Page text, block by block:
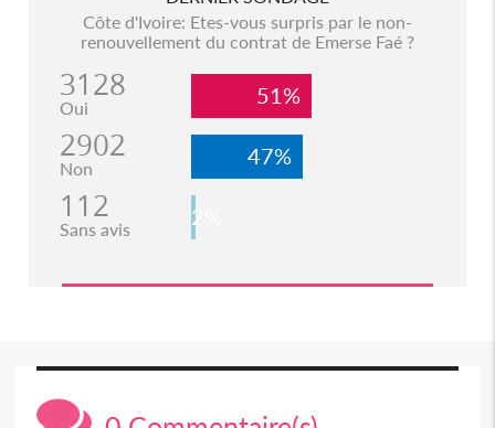
Côte d'Ivoire: Etes-vous surpris par le non-
renouvellement du contrat de Emerse Faé ?
3128
Oui 51%
2902
Non 47%
112
Sans avis 2%